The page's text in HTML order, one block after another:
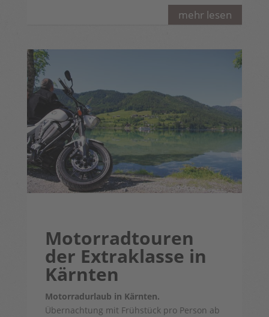
mehr lesen
Motorradtouren
der Extraklasse in
Kärnten
Motorradurlaub in Kärnten.
Übernachtung mit Frühstück pro Person ab